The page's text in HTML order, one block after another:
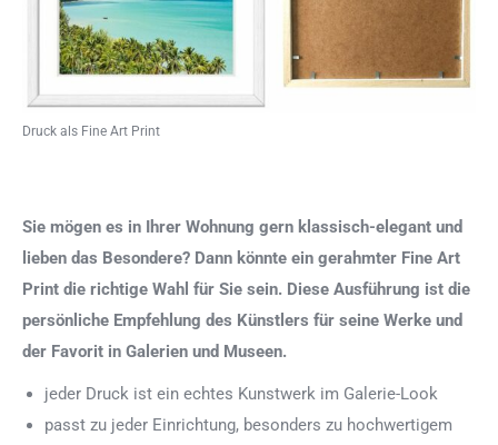
Druck als Fine Art Print
Sie mögen es in Ihrer Wohnung gern klassisch-elegant und
lieben das Besondere? Dann könnte ein gerahmter Fine Art
Print die richtige Wahl für Sie sein. Diese Ausführung ist die
persönliche Empfehlung des Künstlers für seine Werke und
der Favorit in Galerien und Museen.
jeder Druck ist ein echtes Kunstwerk im Galerie-Look
passt zu jeder Einrichtung, besonders zu hochwertigem